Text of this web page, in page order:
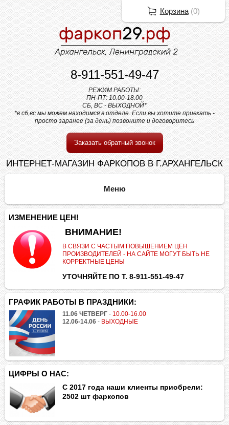
8-911-551-49-47
РЕЖИМ РАБОТЫ:
ПН-ПТ: 10.00-18.00
СБ, ВС - ВЫХОДНОЙ*
*в сб,вс мы можем находимся в отделе. Если вы хотите приехать -
просто заранее (за день) позвоните и договоритесь
Заказать обратный звонок
ИНТЕРНЕТ-МАГАЗИН ФАРКОПОВ В Г.АРХАНГЕЛЬСК
ИЗМЕНЕНИЕ ЦЕН!
ВНИМАНИЕ!
В СВЯЗИ С ЧАСТЫМ ПОВЫШЕНИЕМ ЦЕН
ПРОИЗВОДИТЕЛЕЙ - НА САЙТЕ МОГУТ БЫТЬ НЕ
КОРРЕКТНЫЕ ЦЕНЫ
УТОЧНЯЙТЕ ПО Т. 8-911-551-49-47
ГРАФИК РАБОТЫ В ПРАЗДНИКИ:
11.06 ЧЕТВЕРГ - 10.00-16.00
12.06-14.06 - ВЫХОДНЫЕ
ЦИФРЫ О НАС:
С 2017 года наши клиенты приобрели:
2502 шт фаркопов
Корзина(0)